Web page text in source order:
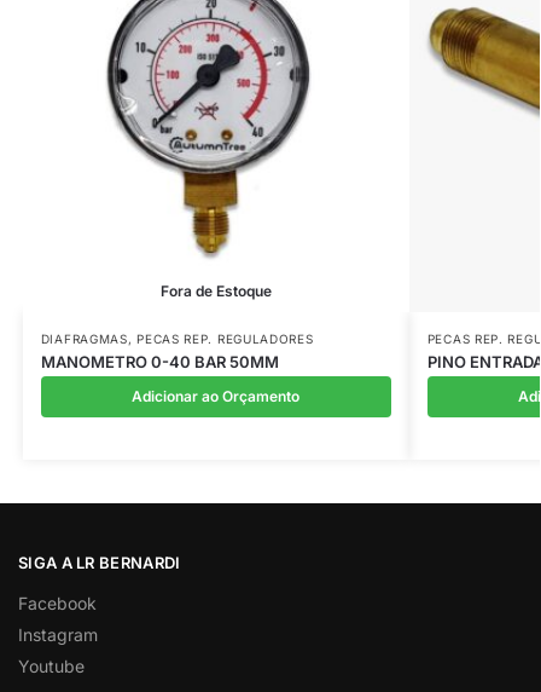
Fora de Estoque
DIAFRAGMAS, PECAS REP. REGULADORES
MANOMETRO 0-40 BAR 50MM
Adicionar ao Orçamento
PECAS REP.
PINO
SIGA A LR BERNARDI
Facebook
Instagram
Youtube